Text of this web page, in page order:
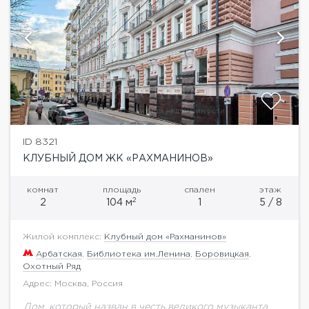
ID 8321
КЛУБНЫЙ ДОМ ЖК «РАХМАНИНОВ»
комнат
2
площадь
104 м2
спален
1
этаж
5 / 8
Жилой комплекс: Клубный дом «Рахманинов»
Арбатская Библиотека им.Ленина Боровицкая
Охотный Ряд
Адрес: Москва, Россия
Дом, который назван в честь великого музыканта,